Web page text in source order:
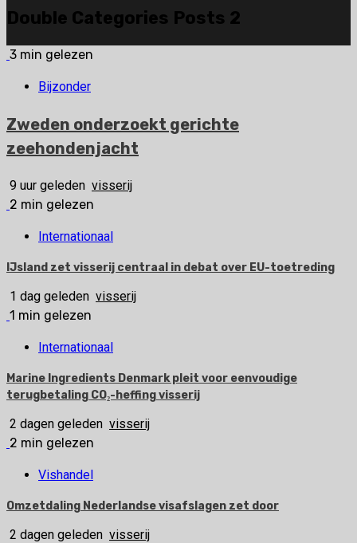
Double Categories Posts 2
3 min gelezen
Bijzonder
Zweden onderzoekt gerichte
zeehondenjacht
9 uur geleden visserij
2 min gelezen
Internationaal
IJsland zet visserij centraal in debat over EU-toetreding
1 dag geleden visserij
1 min gelezen
Internationaal
Marine Ingredients Denmark pleit voor eenvoudige
terugbetaling CO₂-heffing visserij
2 dagen geleden visserij
2 min gelezen
Vishandel
Omzetdaling Nederlandse visafslagen zet door
2 dagen geleden visserij